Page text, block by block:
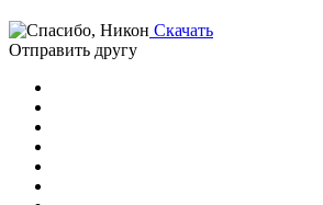
Скачать
Отправить другу